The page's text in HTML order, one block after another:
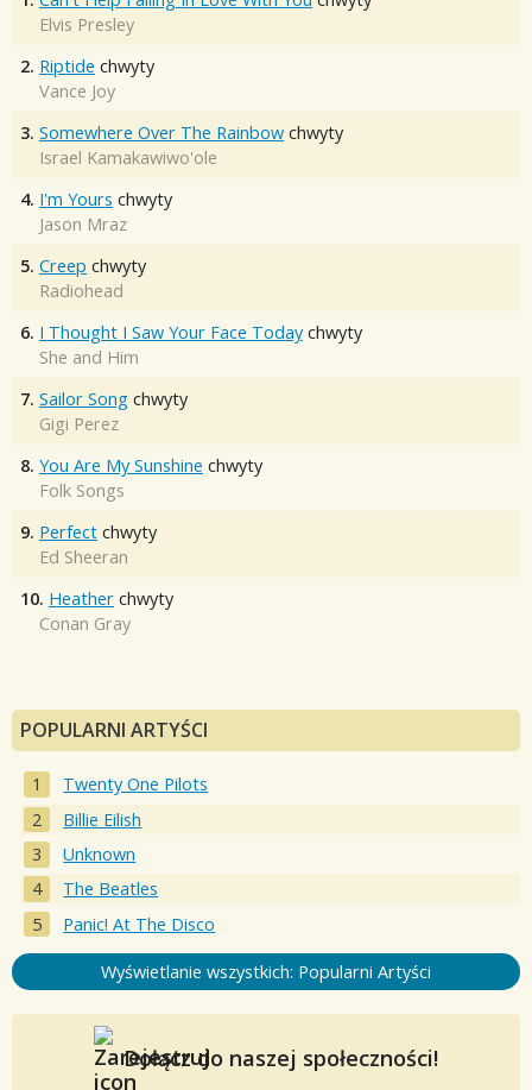
Elvis Presley
2. Riptide chwyty
Vance Joy
3. Somewhere Over The Rainbow chwyty
Israel Kamakawiwo'ole
4. I'm Yours chwyty
Jason Mraz
5. Creep chwyty
Radiohead
6. I Thought I Saw Your Face Today chwyty
She and Him
7. Sailor Song chwyty
Gigi Perez
8. You Are My Sunshine chwyty
Folk Songs
9. Perfect chwyty
Ed Sheeran
10. Heather chwyty
Conan Gray
POPULARNI ARTYŚCI
Twenty One Pilots
Billie Eilish
Unknown
The Beatles
Panic! At The Disco
Wyświetlanie wszystkich: Popularni Artyści
Dołącz do naszej społeczności!